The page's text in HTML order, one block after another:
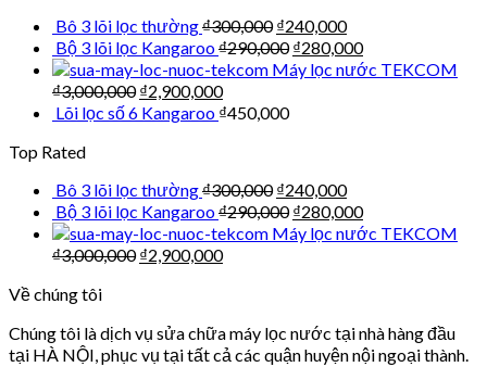
Bô 3 lõi lọc thường₫300,000 ₫240,000
Bộ 3 lõi lọc Kangaroo₫290,000 ₫280,000
Máy lọc nước TEKCOM
₫3,000,000 ₫2,900,000
Lõi lọc số 6 Kangaroo ₫450,000
Top Rated
Bô 3 lõi lọc thường₫300,000 ₫240,000
Bộ 3 lõi lọc Kangaroo₫290,000 ₫280,000
Máy lọc nước TEKCOM
₫3,000,000 ₫2,900,000
Về chúng tôi
Chúng tôi là dịch vụ sửa chữa máy lọc nước tại nhà hàng đầu
tại HÀ NỘI, phục vụ tại tất cả các quận huyện nội ngoại thành.